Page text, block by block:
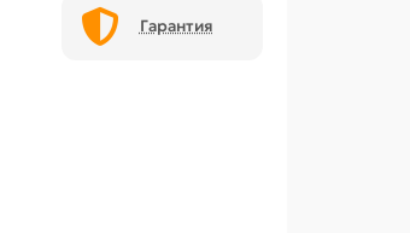
Гарантия